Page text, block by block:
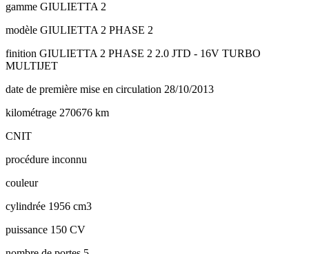
gamme GIULIETTA 2
modèle GIULIETTA 2 PHASE 2
finition GIULIETTA 2 PHASE 2 2.0 JTD - 16V TURBO
MULTIJET
date de première mise en circulation 28/10/2013
kilométrage 270676 km
CNIT
procédure inconnu
couleur
cylindrée 1956 cm3
puissance 150 CV